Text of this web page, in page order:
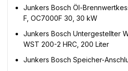
Junkers Bosch Öl-
F, OC7000F 30, 30 kW
Junkers Bosch Untergestellter
WST 200-2 HRC, 200 Liter
Junkers Bosch Speicher-